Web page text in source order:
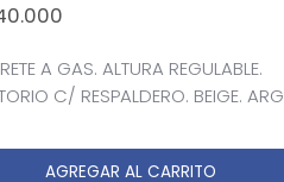
A GAS. ALTURA REGULABLE.
C/ RESPALDERO. BEIGE. ARG
AGREGAR AL CARRITO